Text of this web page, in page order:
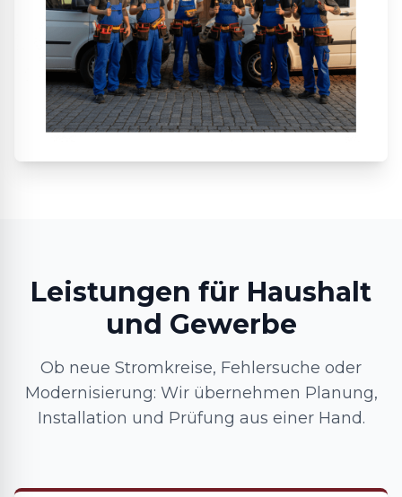
Leistungen für Haushalt
und Gewerbe
Ob neue Stromkreise, Fehlersuche oder
Modernisierung: Wir übernehmen Planung,
Installation und Prüfung aus einer Hand.